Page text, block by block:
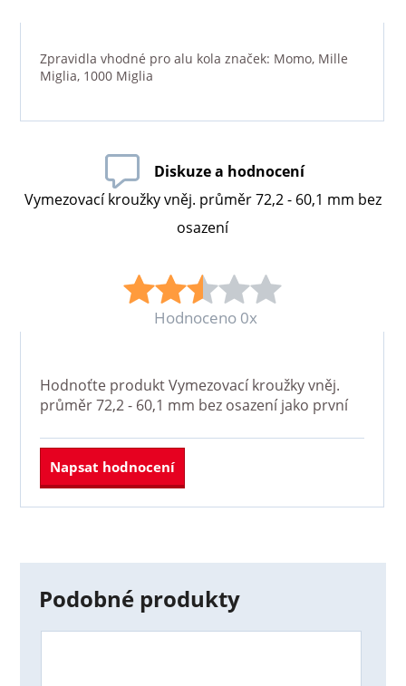
Zpravidla vhodné pro alu kola značek: Momo, Mille
Miglia, 1000 Miglia
Diskuze a hodnocení
Vymezovací kroužky vněj. průměr 72,2 - 60,1 mm bez
osazení
Hodnoceno 0x
Hodnoťte produktVymezovací kroužky vněj.
průměr 72,2 - 60,1 mm bez osazeníjako první
Napsat hodnocení
Podobné produkty